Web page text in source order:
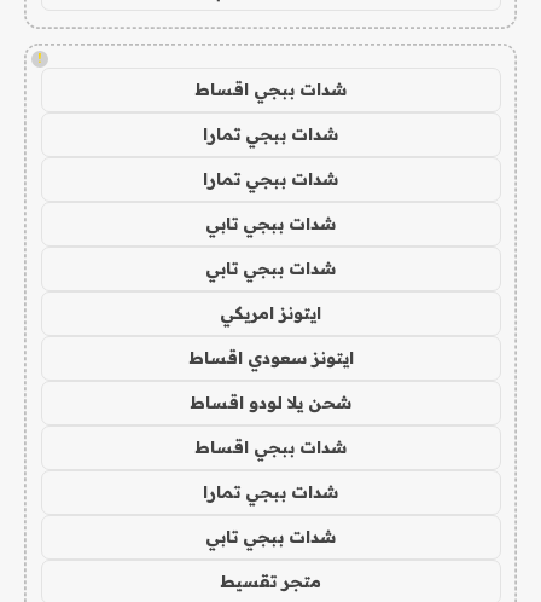
!
شدات ببجي اقساط
شدات ببجي تمارا
شدات ببجي تمارا
شدات ببجي تابي
شدات ببجي تابي
ايتونز امريكي
ايتونز سعودي اقساط
شحن يلا لودو اقساط
شدات ببجي اقساط
شدات ببجي تمارا
شدات ببجي تابي
متجر تقسيط